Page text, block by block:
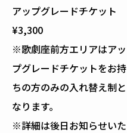
アップグレードチケット
¥3,300
※歌劇座前方エリアはアッ
プグレードチケットをお持
ちの方のみの入れ替え制と
なります。
※詳細は後日お知らせいた